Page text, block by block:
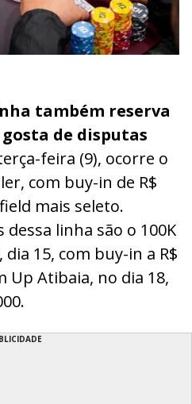
também reserva
de disputas
feira (9), ocorre o
com buy-in de R$
mais seleto.
linha são o 100K
dia 15, com buy-in a R$
Up Atibaia, no dia 18,